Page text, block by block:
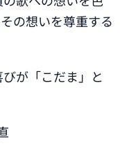
の想いを尊重する
が「こだま」と